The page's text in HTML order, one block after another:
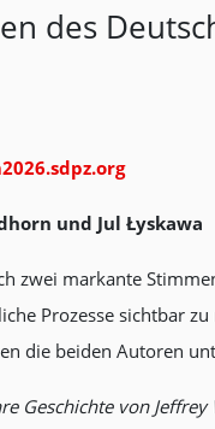
des
und Jul Łyskawa
zwei markante
Prozesse sichtbar
die beiden Autoren
Geschichte von